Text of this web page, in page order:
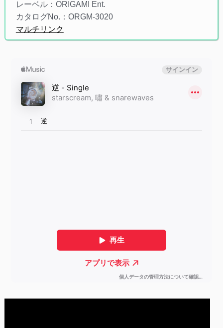
レーベル：ORIGAMI Ent.
カタログNo.：ORGM-3020
マルチリンク